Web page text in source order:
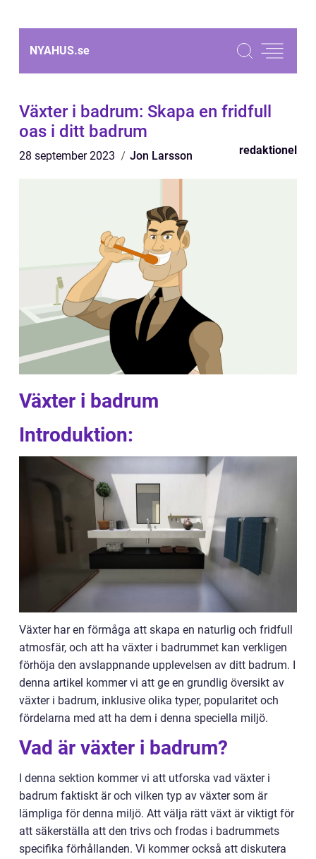
NYAHUS.se
Växter i badrum: Skapa en fridfull
oas i ditt badrum
28 september 2023 Jon Larsson redaktionel
Växter i badrum
Introduktion:
Växter har en förmåga att skapa en naturlig och fridfull
atmosfär, och att ha växter i badrummet kan verkligen
förhöja den avslappnande upplevelsen av ditt badrum. I
denna artikel kommer vi att ge en grundlig översikt av
växter i badrum, inklusive olika typer, popularitet och
fördelarna med att ha dem i denna speciella miljö.
Vad är växter i badrum?
I denna sektion kommer vi att utforska vad växter i
badrum faktiskt är och vilken typ av växter som är
lämpliga för denna miljö. Att välja rätt växt är viktigt för
att säkerställa att den trivs och frodas i badrummets
specifika förhållanden. Vi kommer också att diskutera